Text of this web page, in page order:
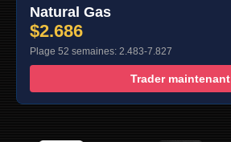
Natural Gas
$2.686
Plage 52 semaines: 2.483-7.827
Trader maintenant